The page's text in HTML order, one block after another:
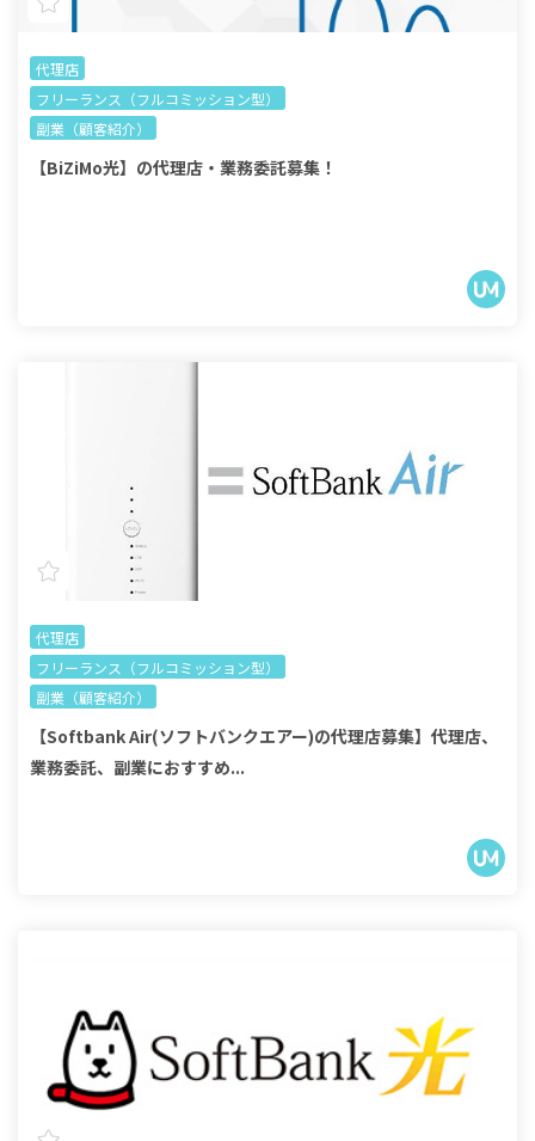
代理店
フリーランス（フルコミッション型）
副業（顧客紹介）
【BiZiMo光】の代理店・業務委託募集！
代理店
フリーランス（フルコミッション型）
副業（顧客紹介）
【Softbank Air(ソフトバンクエアー)の代理店募集】代理店、
業務委託、副業におすすめ...